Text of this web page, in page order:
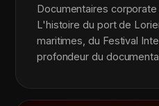
Documentaires
L'histoire du port de
maritimes, du Festival
profondeur du